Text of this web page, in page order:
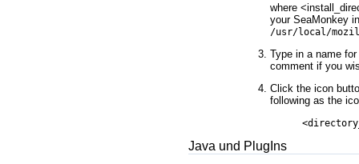
where
your SeaMonkey
/usr/local/
Type in a name
comment if you
Click the icon
following as the
Java und PlugIns